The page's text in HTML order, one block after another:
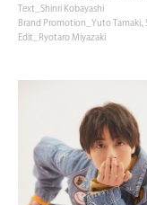
Text_Shinri Kobayashi
Brand Promotion_Yuto Tamaki
Edit_Ryotaro Miyazaki